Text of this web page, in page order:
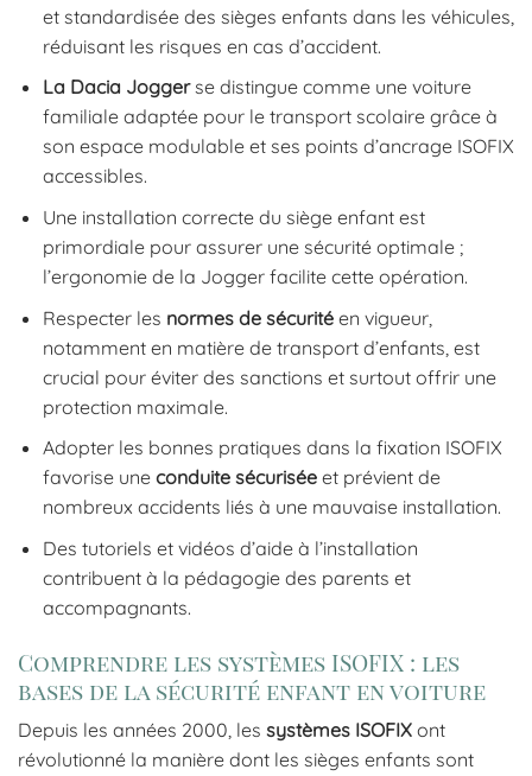
et standardisée des sièges enfants dans les véhicules,
réduisant les risques en cas d’accident.
La Dacia Joggerse distingue comme une voiture
familiale adaptée pour le transport scolaire grâce à
son espace modulable et ses points d’ancrage ISOFIX
accessibles.
Une installation correcte du siège enfant est
primordiale pour assurer une sécurité optimale ;
l’ergonomie de la Jogger facilite cette opération.
Respecter les normes de sécuritéen vigueur,
notamment en matière de transport d’enfants, est
crucial pour éviter des sanctions et surtout offrir une
protection maximale.
Adopter les bonnes pratiques dans la fixation ISOFIX
favorise une conduite sécuriséeet prévient de
nombreux accidents liés à une mauvaise installation.
Des tutoriels et vidéos d’aide à l’installation
contribuent à la pédagogie des parents et
accompagnants.
Comprendre les systèmes ISOFIX : les
bases de la sécurité enfant en voiture
Depuis les années 2000, les systèmes ISOFIX ont
révolutionné la manière dont les sièges enfants sont